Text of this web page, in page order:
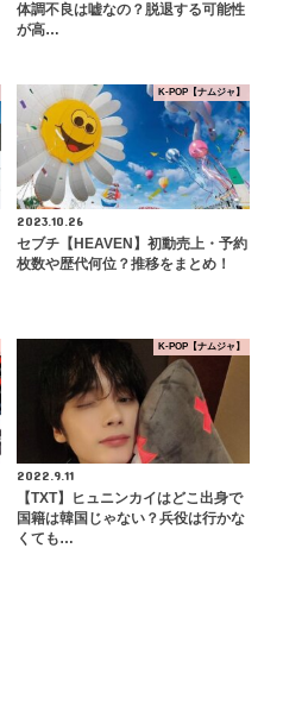
体調不良は嘘なの？脱退する可能性
が高…
K-POP【ナムジャ】
2023.10.26
セブチ【HEAVEN】初動売上・予約
枚数や歴代何位？推移をまとめ！
K-POP【ナムジャ】
2022.9.11
【TXT】ヒュニンカイはどこ出身で
国籍は韓国じゃない？兵役は行かな
くても…